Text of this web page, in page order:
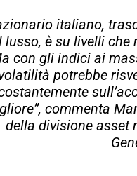
italiano,
lusso, è su livelli che
con gli indici ai
potrebbe
commenta
della divisione asset